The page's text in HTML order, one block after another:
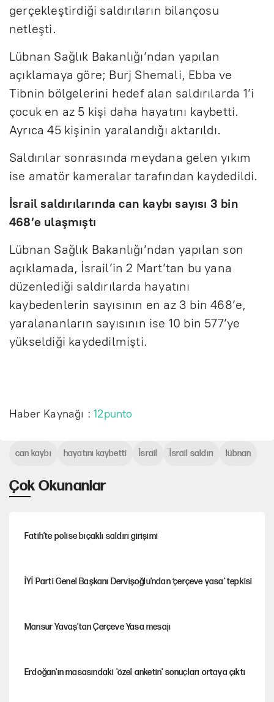
gerçekleştirdiği saldırıların bilançosu
netleşti.
Lübnan Sağlık Bakanlığı’ndan yapılan
açıklamaya göre; Burj Shemali, Ebba ve
Tibnin bölgelerini hedef alan saldırılarda 1’i
çocuk en az 5 kişi daha hayatını kaybetti.
Ayrıca 45 kişinin yaralandığı aktarıldı.
Saldırılar sonrasında meydana gelen yıkım
ise amatör kameralar tarafından kaydedildi.
İsrail saldırılarında can kaybı sayısı 3 bin
468’e ulaşmıştı
Lübnan Sağlık Bakanlığı’ndan yapılan son
açıklamada, İsrail’in 2 Mart’tan bu yana
düzenlediği saldırılarda hayatını
kaybedenlerin sayısının en az 3 bin 468’e,
yaralananların sayısının ise 10 bin 577’ye
yükseldiği kaydedilmişti.
Haber Kaynağı :12punto
Çok Okunanlar
Fatih’te polise bıçaklı saldırı girişimi
İYİ Parti Genel Başkanı Dervişoğlu'ndan ‘çerçeve yasa’ tepkisi
Mansur Yavaş’tan Çerçeve Yasa mesajı
Erdoğan'ın masasındaki 'özel anketin' sonuçları ortaya çıktı
can kaybı hayatını kaybetti İsrail İsrail saldırı lübnan